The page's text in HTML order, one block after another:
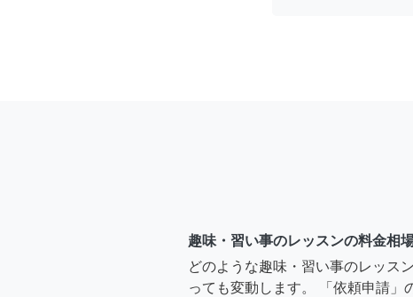
趣味・習い事のレッスンの料金相
どのような趣味・習い事のレッス
っても変動します。 「依頼申請」